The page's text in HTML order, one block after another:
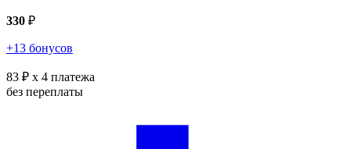
330 ₽
+13 бонусов
83 ₽ x 4 платежа
без переплаты